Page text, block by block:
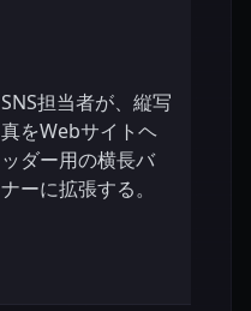
SNS担当者が、縦写
真をWebサイトヘ
ッダー用の横長バ
ナーに拡張する。